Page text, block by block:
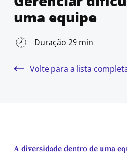
uma equipe
Duração 29 min
Volte para a lista
A diversidade dentro de uma